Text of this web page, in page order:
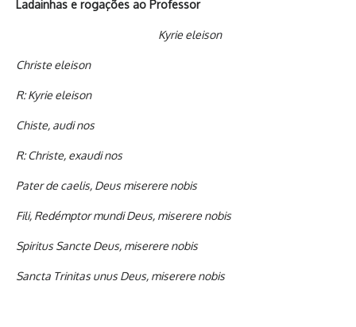
Ladainhas e rogações ao Professor
Kyrie eleison
Christe eleison
R: Kyrie eleison
Chiste, audi nos
R: Christe, exaudi nos
Pater de caelis, Deus miserere nobis
Fili, Redémptor mundi Deus, miserere nobis
Spiritus Sancte Deus, miserere nobis
Sancta Trinitas unus Deus, miserere nobis